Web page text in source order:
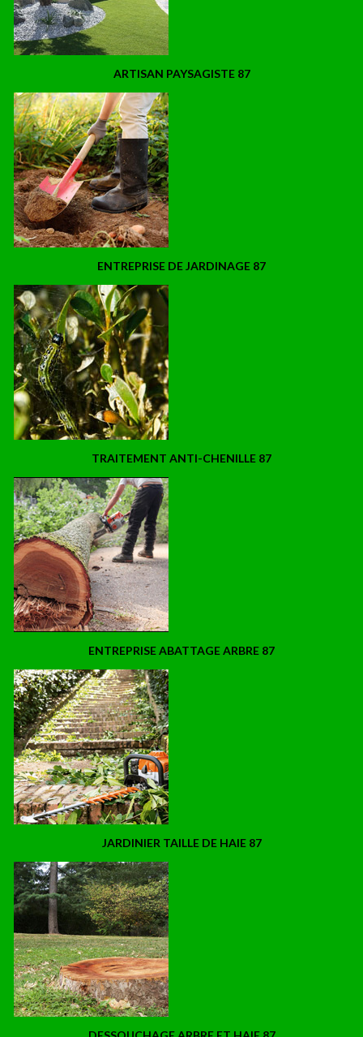
ARTISAN PAYSAGISTE 87
ENTREPRISE DE JARDINAGE 87
TRAITEMENT ANTI-CHENILLE 87
ENTREPRISE ABATTAGE ARBRE 87
JARDINIER TAILLE DE HAIE 87